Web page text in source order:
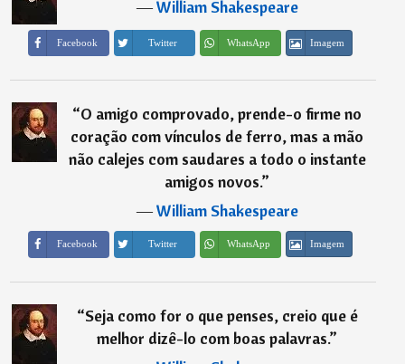
―William Shakespeare
Facebook Twitter WhatsApp Imagem
“O amigo comprovado, prende-o firme no
coração com vínculos de ferro, mas a mão
não calejes com saudares a todo o instante
amigos novos.”
―William Shakespeare
Facebook Twitter WhatsApp Imagem
“Seja como for o que penses, creio que é
melhor dizê-lo com boas palavras.”